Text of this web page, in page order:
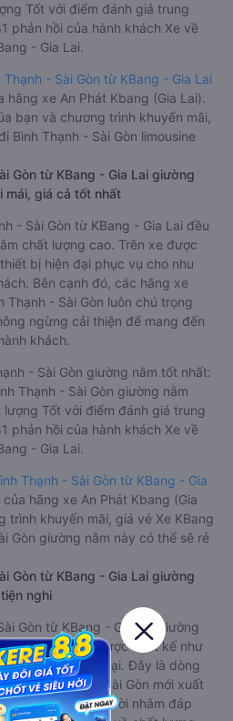
Tốt với điểm đánh giá trung
phản hồi của hành khách Xe về
- Gia Lai.
Thạnh - Sài Gòn từ KBang - Gia Lai
xe An Phát Kbang (Gia Lai).
bạn và chương trình khuyến mãi,
Bình Thạnh - Sài Gòn limousine
Gòn từ KBang - Gia Lai giường
mái, giá cả tốt nhất
- Sài Gòn từ KBang - Gia Lai đều
chất lượng cao. Trên xe được
bị hiện đại phục vụ cho nhu
Bên cạnh đó, các hãng xe
Thạnh - Sài Gòn luôn chú trọng
ngừng cải thiện để mang đến
khách.
- Sài Gòn giường nằm tốt nhất:
Thạnh - Sài Gòn giường nằm
Tốt với điểm đánh giá trung
phản hồi của hành khách Xe về
- Gia Lai.
Thạnh - Sài Gòn từ KBang - Gia
hãng xe An Phát Kbang (Gia
trình khuyến mãi, giá vé Xe KBang
Gòn giường nằm này có thể sẽ rẻ
Gòn từ KBang - Gia Lai giường
nghi
Gòn từ KBang - Gia Lai giường
Với mỗi giường được thiết kế như
trọng, hiện đại. Đây là dòng
đi Bình Thạnh - Sài Gòn mới xuất
nằm đôi ra đời nhằm đáp